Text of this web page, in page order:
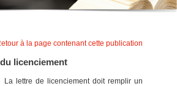
à la page contenant cette publication
licenciement
La lettre de licenciement doit remplir un